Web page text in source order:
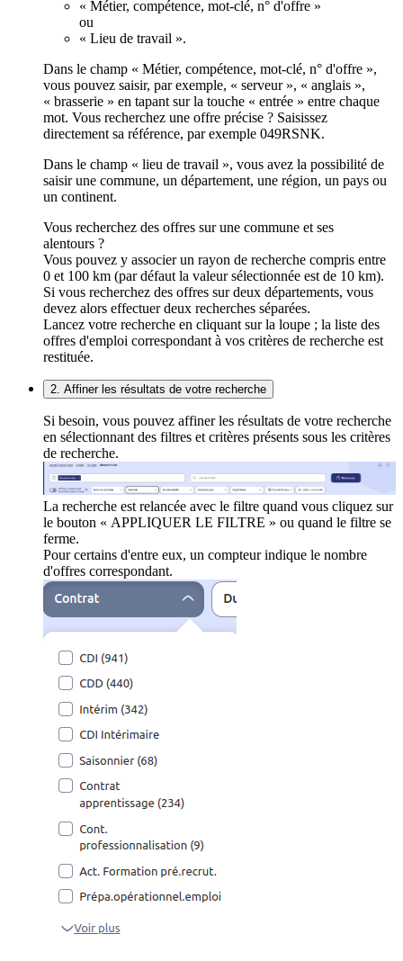
« Métier, compétence, mot-clé, n° d'offre »
ou
« Lieu de travail ».
Dans le champ « Métier, compétence, mot-clé, n° d'offre »,
vous pouvez saisir, par exemple, « serveur », « anglais »,
« brasserie » en tapant sur la touche « entrée » entre chaque
mot. Vous recherchez une offre précise ? Saisissez
directement sa référence, par exemple 049RSNK.
Dans le champ « lieu de travail », vous avez la possibilité de
saisir une commune, un département, une région, un pays ou
un continent.
Vous recherchez des offres sur une commune et ses
alentours ?
Vous pouvez y associer un rayon de recherche compris entre
0 et 100 km (par défaut la valeur sélectionnée est de 10 km).
Si vous recherchez des offres sur deux départements, vous
devez alors effectuer deux recherches séparées.
Lancez votre recherche en cliquant sur la loupe ; la liste des
offres d'emploi correspondant à vos critères de recherche est
restituée.
2. Affiner les résultats de votre recherche
Si besoin, vous pouvez affiner les résultats de votre recherche
en sélectionnant des filtres et critères présents sous les critères
de recherche.
La recherche est relancée avec le filtre quand vous cliquez sur
le bouton « APPLIQUER LE FILTRE » ou quand le filtre se
ferme.
Pour certains d'entre eux, un compteur indique le nombre
d'offres correspondant.